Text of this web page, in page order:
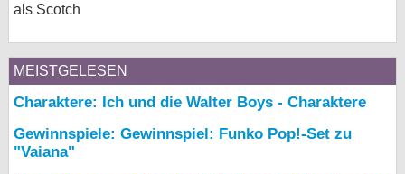
als Scotch
MEISTGELESEN
Charaktere: Ich und die Walter Boys - Charaktere
Gewinnspiele: Gewinnspiel: Funko Pop!-Set zu
"Vaiana"